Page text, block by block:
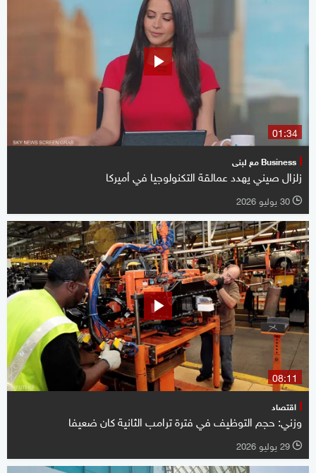
01:34
Business مع لبنى
زلزال صيني يهدد عمالقة التكنولوجيا في أميركا
l 30 يوليو 2026
08:11
اقتصاد
وزني: حجم التوظيف في فترة ترامب الثانية كان ضعيفا
l 29 يوليو 2026